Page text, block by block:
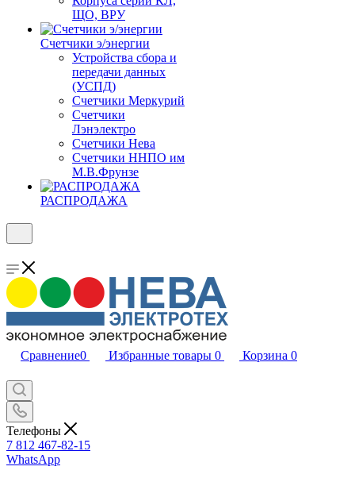
ЩО, ВРУ
Счетчики э/энергии
Устройства сбора и
передачи данных
(УСПД)
Счетчики Меркурий
Счетчики
Лэнэлектро
Счетчики Нева
Счетчики ННПО им
М.В.Фрунзе
РАСПРОДАЖА
Сравнение0 Избранные товары 0 Корзина 0
Телефоны
7 812 467-82-15
WhatsApp